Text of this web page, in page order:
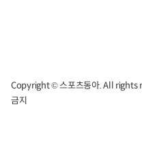
Copyright © 스포츠동아. All rights
금지